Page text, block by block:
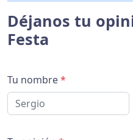
Déjanos tu
Festa
Tu nombre*